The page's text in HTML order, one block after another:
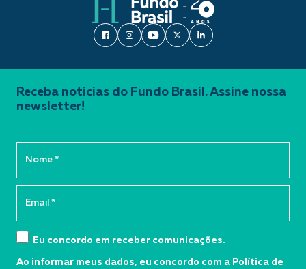
Receba notícias do Fundo Brasil. Assine nossa
newsletter!
Eu concordo em receber comunicações.
Ao informar meus dados, eu concordo com a Política de